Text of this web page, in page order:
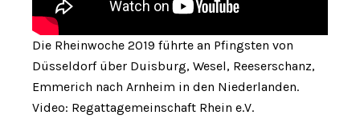
Die Rheinwoche 2019 führte an Pfingsten von
Düsseldorf über Duisburg, Wesel, Reeserschanz,
Emmerich nach Arnheim in den Niederlanden.
Video: Regattagemeinschaft Rhein e.V.